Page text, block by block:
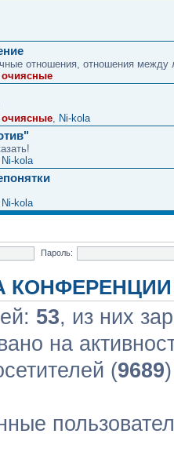
отношения, отношения между
очиясные
очиясные, Ni-kola
Ni-kola
Ni-kola
Пароль:
КОНФЕРЕНЦИИ
53, из них
на
(9689